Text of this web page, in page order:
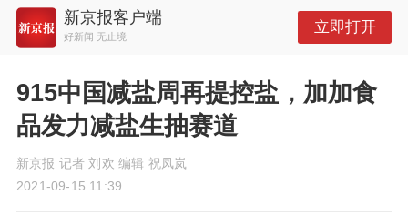
新京报客户端
好新闻 无止境
立即打开
915中国减盐周再提控盐，加加食
品发力减盐生抽赛道
新京报 记者 刘欢 编辑 祝凤岚
2021-09-15 11:39